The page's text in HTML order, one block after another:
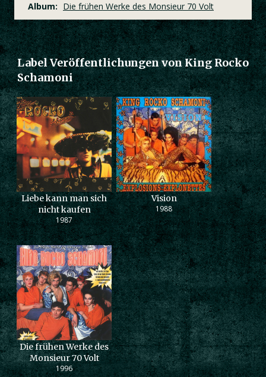
Album: Die frühen Werke des Monsieur 70 Volt
Label Veröffentlichungen von King Rocko
Schamoni
Liebe kann man sich
nicht kaufen
1987
Vision
1988
Die frühen Werke des
Monsieur 70 Volt
1996